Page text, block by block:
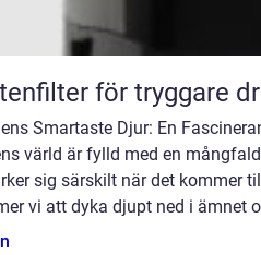
för tryggare
Smartaste Djur: En
värld är fylld med en
sig särskilt när det kommer
vi att dyka djupt ned i ämnet